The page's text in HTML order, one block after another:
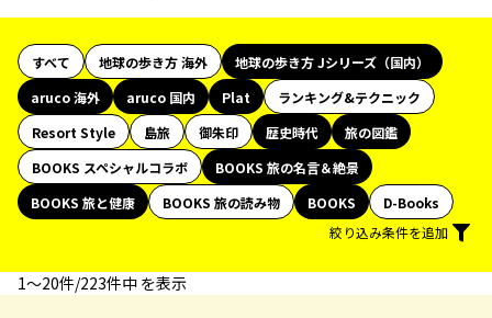
すべて 地球の歩き方 海外
地球の歩き方 Jシリーズ（国内）
aruco 海外
aruco 国内 Plat
ランキング&テクニック
Resort Style
島旅 御朱印 歴史時代
旅の図鑑
BOOKS スペシャルコラボ
BOOKS 旅の名言＆絶景
BOOKS 旅と健康
BOOKS 旅の読み物 BOOKS
D-Books
絞り込み条件を追加
1〜20件/223件中 を表示